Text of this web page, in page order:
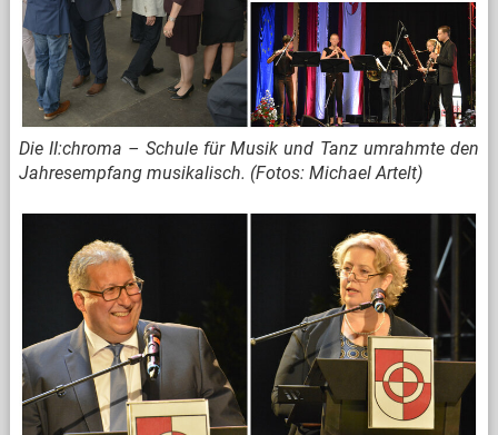
Die II:chroma – Schule für Musik und Tanz umrahmte den
Jahresempfang musikalisch. (Fotos: Michael Artelt)